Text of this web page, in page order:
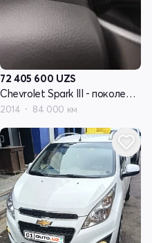
72 405 600 UZS
Chevrolet Spark III - поколение
2014 84 000 км